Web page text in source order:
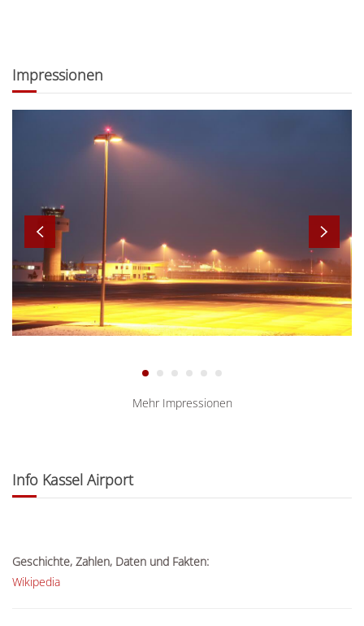
Impressionen
003 013 004 007 010
Mehr Impressionen
Info Kassel Airport
Geschichte, Zahlen, Daten und Fakten:
Wikipedia